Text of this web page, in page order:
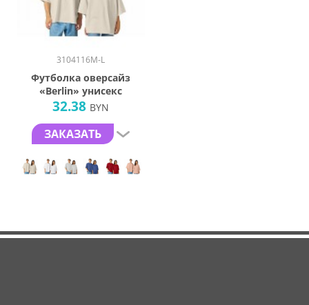
3104116M-L
Футболка оверсайз
«Berlin» унисекс
32.38 BYN
ЗАКАЗАТЬ